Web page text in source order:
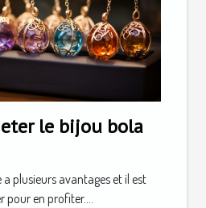
le bijou bola
a plusieurs avantages et il est
en profiter....